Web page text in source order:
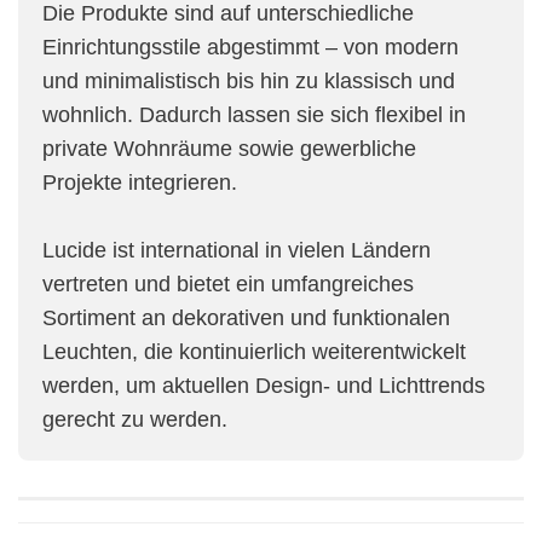
Die Produkte sind auf unterschiedliche
Einrichtungsstile abgestimmt – von modern
und minimalistisch bis hin zu klassisch und
wohnlich. Dadurch lassen sie sich flexibel in
private Wohnräume sowie gewerbliche
Projekte integrieren.
Lucide ist international in vielen Ländern
vertreten und bietet ein umfangreiches
Sortiment an dekorativen und funktionalen
Leuchten, die kontinuierlich weiterentwickelt
werden, um aktuellen Design- und Lichttrends
gerecht zu werden.